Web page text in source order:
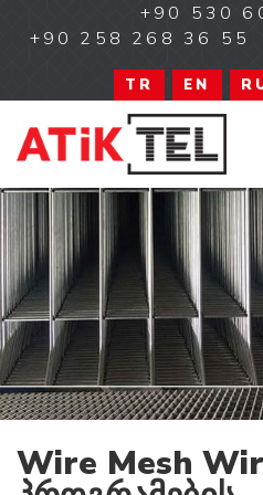
+90 530
+90 258 268 36 55
TR EN
Wire Mesh